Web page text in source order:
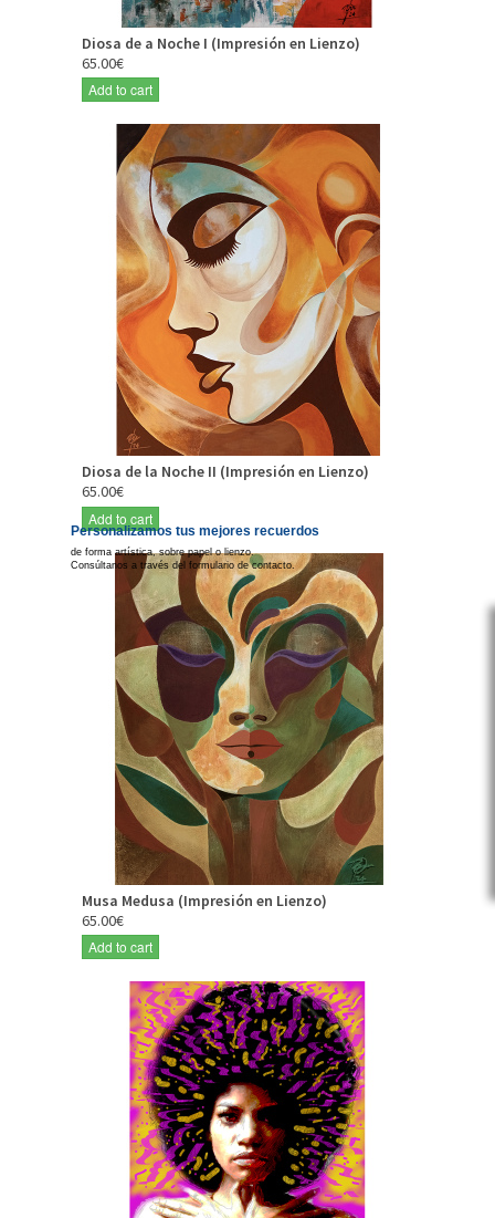
Diosa de a Noche I (Impresión en Lienzo)
65.00€
Add to cart
Diosa de la Noche II (Impresión en Lienzo)
65.00€
Add to cart
Musa Medusa (Impresión en Lienzo)
65.00€
Add to cart
Personalizamos tus mejores recuerdos
de forma artística, sobre papel o lienzo.
Consúltanos a través del formulario de contacto.